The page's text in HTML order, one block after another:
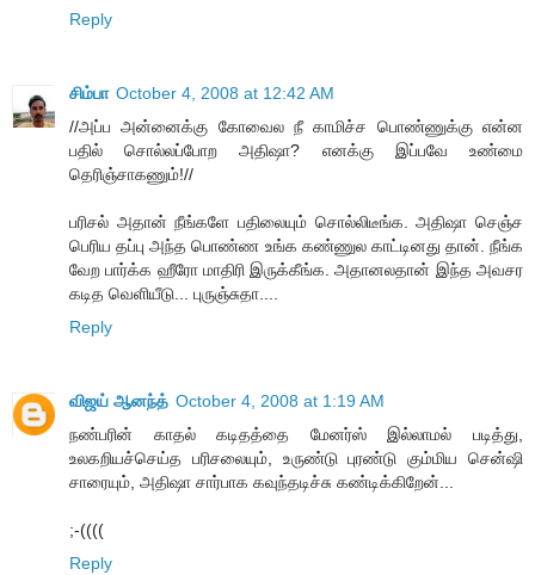
Reply
சிம்பா October 4, 2008 at 12:42 AM
//அப்ப அன்னைக்கு கோவைல நீ காமிச்ச பொண்ணுக்கு என்ன
பதில் சொல்லப்போற அதிஷா? எனக்கு இப்பவே உண்மை
தெரிஞ்சாகணும்!//
பரிசல் அதான் நீங்களே பதிலையும் சொல்லிடீங்க. அதிஷா செஞ்ச
பெரிய தப்பு அந்த பொண்ண உங்க கண்ணுல காட்டினது தான். நீங்க
வேற பார்க்க ஹீரோ மாதிரி இருக்கீங்க. அதானலதான் இந்த அவசர
கடித வெளியீடு... புருஞ்சுதா....
Reply
விஜய் ஆனந்த் October 4, 2008 at 1:19 AM
நண்பரின் காதல் கடிதத்தை மேனர்ஸ் இல்லாமல் படித்து,
உலகறியச்செய்த பரிசலையும், உருண்டு புரண்டு கும்மிய சென்ஷி
சாரையும், அதிஷா சார்பாக கவுந்தடிச்சு கண்டிக்கிறேன்...
;-((((
Reply